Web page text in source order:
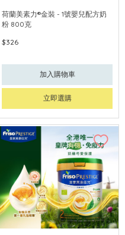
荷蘭美素力®金裝 - 1號嬰兒配方奶
粉 800克
$326
加入購物車
立即選購